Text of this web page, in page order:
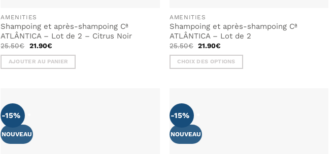
AMENITIES
Shampoing et après-shampoing Cª
ATLÂNTICA – Lot de 2 – Citrus Noir
25.50€ Le
initial
était :
25.50€.
21.90€Le
actuel
est :
21.90€.
AJOUTER AU PANIER
AMENITIES
Shampoing et après-shampoing Cª
ATLÂNTICA – Lot de 2
25.50€ Le
initial
était :
25.50€.
21.90€
actuel
est :
21.90€.
CHOIX DES OPTIONS
plusieurs
variations.
Les
options
-15%
NOUVEAU
-15%
NOUVEAU